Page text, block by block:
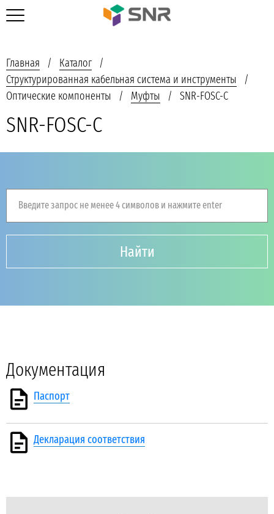
Главная
Каталог
Структурированная кабельная система и инструменты
Оптические компоненты
Муфты SNR-FOSC-C
SNR-FOSC-C
Введите запрос не менее 4 символов и нажмите enter
Найти
Документация
Паспорт
Декларация соответствия